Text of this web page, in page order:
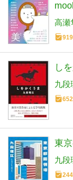
高瀬
919
し
九段
652
東
九段
244